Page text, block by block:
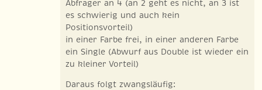
Abfrager an 4 (an 2 geht es nicht, an 3 ist
es schwierig und auch kein
Positionsvorteil)
in einer Farbe frei, in einer anderen Farbe
ein Single (Abwurf aus Double ist wieder ein
zu kleiner Vorteil)
Daraus folgt zwangsläufig: